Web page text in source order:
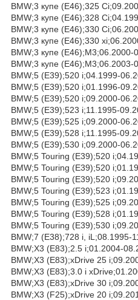
BMW;3 купе (E46);325
BMW;3 купе (E46);328
BMW;3 купе (E46);330
BMW;3 купе (E46);330
BMW;3 купе
BMW;3 купе
BMW;5 (E39);520 i;04.1999-
BMW;5 (E39);520 i;01.1996-
BMW;5 (E39);520 i;09.2000-
BMW;5 (E39);523 i;11.1995-
BMW;5 (E39);525 i;09.2000-
BMW;5 (E39);528 i;11.1995-
BMW;5 (E39);530 i;09.2000-
BMW;5 Touring (E39);520
BMW;5 Touring (E39);520
BMW;5 Touring (E39);520
BMW;5 Touring (E39);523
BMW;5 Touring (E39);525
BMW;5 Touring (E39);528
BMW;5 Touring (E39);530
BMW;7 (E38);728 i, iL;08.1995-
BMW;X3 (E83);2.5 i;01.2004-
BMW;X3 (E83);xDrive 25
BMW;X3 (E83);3.0 i
BMW;X3 (E83);xDrive 30
BMW;X3 (F25);xDrive 20